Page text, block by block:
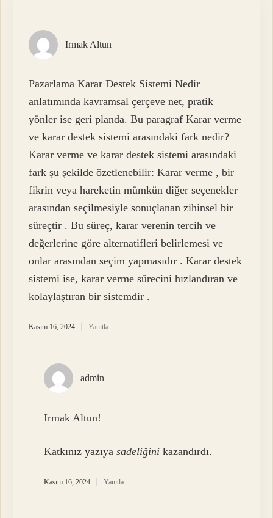
Irmak Altun
Pazarlama Karar Destek Sistemi Nedir
anlatımında kavramsal çerçeve net, pratik
yönler ise geri planda. Bu paragraf Karar verme
ve karar destek sistemi arasındaki fark nedir?
Karar verme ve karar destek sistemi arasındaki
fark şu şekilde özetlenebilir: Karar verme , bir
fikrin veya hareketin mümkün diğer seçenekler
arasından seçilmesiyle sonuçlanan zihinsel bir
süreçtir . Bu süreç, karar verenin tercih ve
değerlerine göre alternatifleri belirlemesi ve
onlar arasından seçim yapmasıdır . Karar destek
sistemi ise, karar verme sürecini hızlandıran ve
kolaylaştıran bir sistemdir .
Kasım 16, 2024 Yanıtla
admin
Irmak Altun!
Katkınız yazıyasadeliğini kazandırdı.
Kasım 16, 2024 Yanıtla